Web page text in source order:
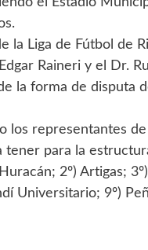
la Liga de Fútbol de
Raineri y el Dr.
la forma de disputa
los representantes
para la
2º) Artigas;
Universitario; 9º)